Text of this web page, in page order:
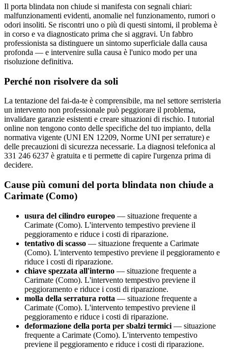
Il porta blindata non chiude si manifesta con segnali chiari:
malfunzionamenti evidenti, anomalie nel funzionamento, rumori o
odori insoliti. Se riscontri uno o più di questi sintomi, il problema è
in corso e va diagnosticato prima che si aggravi. Un fabbro
professionista sa distinguere un sintomo superficiale dalla causa
profonda — e intervenire sulla causa è l'unico modo per una
risoluzione definitiva.
Perché non risolvere da soli
La tentazione del fai-da-te è comprensibile, ma nel settore serristeria
un intervento non professionale può peggiorare il problema,
invalidare garanzie esistenti e creare situazioni di rischio. I tutorial
online non tengono conto delle specifiche del tuo impianto, della
normativa vigente (UNI EN 12209, Norme UNI per serrature) e
delle precauzioni di sicurezza necessarie. La diagnosi telefonica al
331 246 6237 è gratuita e ti permette di capire l'urgenza prima di
decidere.
Cause più comuni del porta blindata non chiude a
Carimate (Como)
usura del cilindro europeo — situazione frequente a
Carimate (Como). L'intervento tempestivo previene il
peggioramento e riduce i costi di riparazione.
tentativo di scasso — situazione frequente a Carimate
(Como). L'intervento tempestivo previene il peggioramento e
riduce i costi di riparazione.
chiave spezzata all'interno — situazione frequente a
Carimate (Como). L'intervento tempestivo previene il
peggioramento e riduce i costi di riparazione.
molla della serratura rotta — situazione frequente a
Carimate (Como). L'intervento tempestivo previene il
peggioramento e riduce i costi di riparazione.
deformazione della porta per sbalzi termici — situazione
frequente a Carimate (Como). L'intervento tempestivo
previene il peggioramento e riduce i costi di riparazione.